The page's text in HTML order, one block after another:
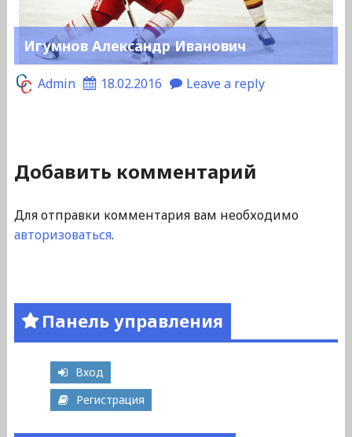
Игумнов Александр Иванович
Admin 18.02.2016 Leave a reply
Добавить комментарий
Для отправки комментария вам необходимо
авторизоваться.
Панель управления
Вход
Регистрация